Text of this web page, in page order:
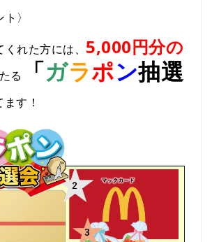
〉
れた方には、 5,000円分の
る 「ガラポン抽選
す！